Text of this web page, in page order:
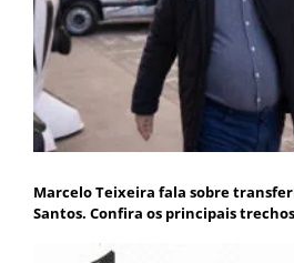
Marcelo Teixeira fala sobre
Santos. Confira os principais trechos